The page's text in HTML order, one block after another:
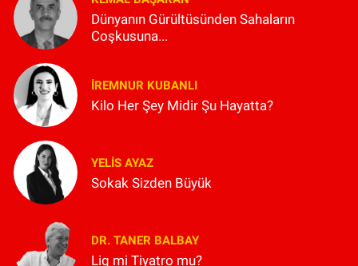
Dünyanın Gürültüsünden Sahaların
Coşkusuna...
İREMNUR KUBANLI
Kilo Her Şey Midir Şu Hayatta?
YELIS AYAZ
Sokak Sizden Büyük
DR. TANER BALBAY
Lig mi Tiyatro mu?